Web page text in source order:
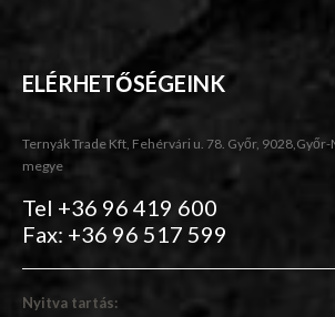
ELÉRHETŐSÉGEINK
Ternyák Trade Kft, Fehérvári u. 78. Győr,
megye
Tel +36 96 419 600
Fax: +36 96 517 599
Nyitva tartás: